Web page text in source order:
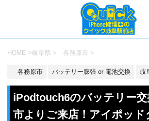
HOME >岐阜県 > 各務原市 >
各務原市 バッテリー膨張 or 電池交換 岐
iPodtouch6のバッテリー
市よりご来店！アイポッド